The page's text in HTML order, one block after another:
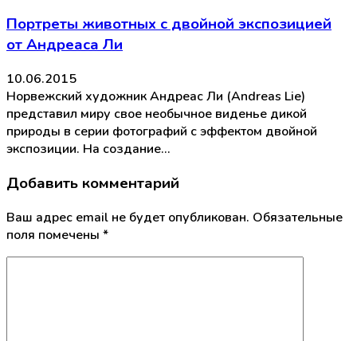
Портреты животных с двойной экспозицией
от Андреаса Ли
10.06.2015
Норвежский художник Андреас Ли (Andreas Lie)
представил миру свое необычное виденье дикой
природы в серии фотографий с эффектом двойной
экспозиции. На создание…
Добавить комментарий
Ваш адрес email не будет опубликован. Обязательные
поля помечены *